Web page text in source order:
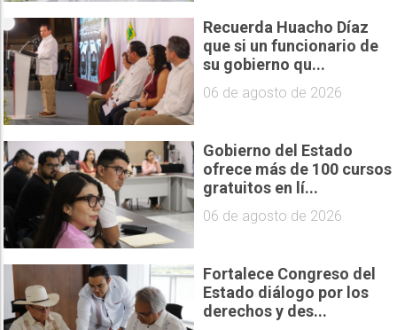
Recuerda Huacho Díaz
que si un funcionario de
su gobierno qu...
06 de agosto de 2026
Gobierno del Estado
ofrece más de 100 cursos
gratuitos en lí...
06 de agosto de 2026
Fortalece Congreso del
Estado diálogo por los
derechos y des...